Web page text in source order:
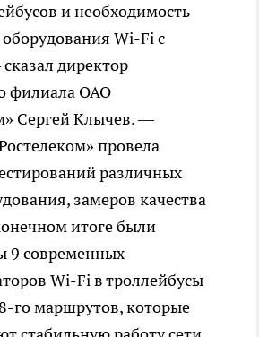
и необходимость
Wi-Fi с
сказал директор
филиала ОАО
Сергей Клычев. —
провела
различных
замеров качества
итоге были
9 современных
Wi-Fi в троллейбусы
го маршрутов, которые